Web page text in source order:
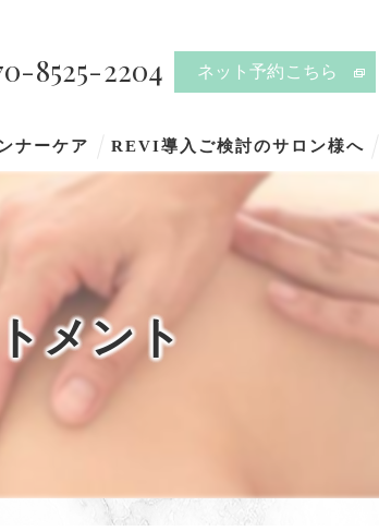
8525-2204 ネット予約こちら
ナーケア REVI導入ご検討のサロン様へ
メント